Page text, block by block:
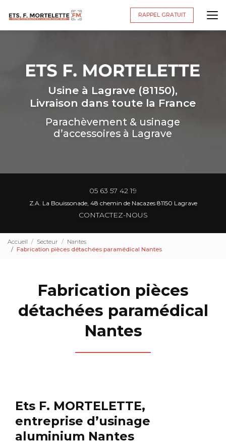
principal
RAPPEL GRATUIT
Usine à Lagrave (81150),
Livraison dans toute la France
Parachèvement & usinage
d’accessoires à Lagrave
05 63 57 42 19
Z.A. La Bouissonade, 48 chemin de Nacazes 81150 Lagrave
CONTACTEZ-NOUS
Accueil Secteur
Nantes
Fabrication pièces détachées paramédical Nantes
Fabrication pièces
détachées paramédical
Nantes
Ets F. MORTELETTE,
entreprise d’usinage
aluminium Nantes